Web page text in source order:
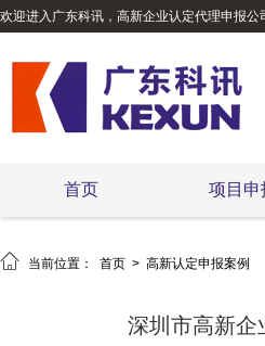
欢迎进入广东科讯，高新企业认定代理申报公
首页 项目申
 当前位置： 首页 > 高新认定申报案例
深圳市高新企